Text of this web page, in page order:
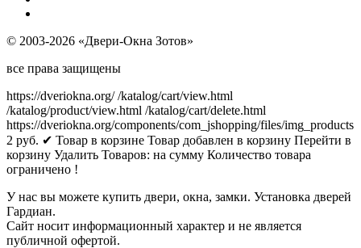
© 2003-2026 «Двери-Окна Зотов»
все права защищены
https://dveriokna.org/ /katalog/cart/view.html
/katalog/product/view.html /katalog/cart/delete.html
https://dveriokna.org/components/com_jshopping/files/img_products
2 руб. ✔ Товар в корзине Товар добавлен в корзину Перейти в
корзину Удалить Товаров: на сумму Количество товара
ограничено !
У нас вы можете купить двери, окна, замки. Установка дверей
Гардиан.
Сайт носит информационный характер и не является
публичной офертой.